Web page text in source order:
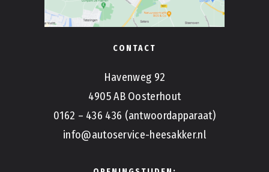
CONTACT
Havenweg 92
4905 AB Oosterhout
0162 – 436 436 (antwoordapparaat)
info@autoservice-heesakker.nl